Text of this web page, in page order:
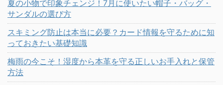
夏の小物で印象チェンジ！7月に使いたい帽子・バッグ・
サンダルの選び方
スキミング防止は本当に必要？カード情報を守るために知
っておきたい基礎知識
梅雨の今こそ！湿度から本革を守る正しいお手入れと保管
方法